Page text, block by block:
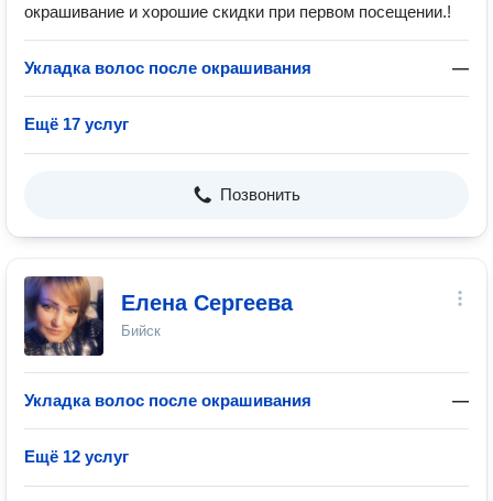
окрашивание и хорошие скидки при первом посещении.!
Укладка волос после окрашивания —
Ещё 17 услуг
Позвонить
Елена Сергеева
Бийск
Укладка волос после окрашивания —
Ещё 12 услуг